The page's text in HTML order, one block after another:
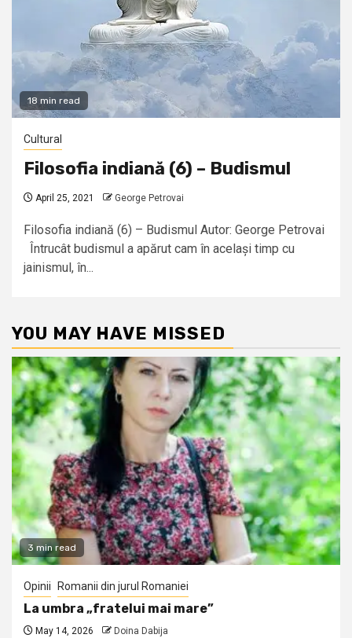
18 min read
Cultural
Filosofia indiană (6) – Budismul
April 25, 2021 George Petrovai
Filosofia indiană (6) – Budismul Autor: George Petrovai
Întrucât budismul a apărut cam în același timp cu
jainismul, în...
YOU MAY HAVE MISSED
3 min read
Opinii Romanii din jurul Romaniei
La umbra „fratelui mai mare”
May 14, 2026 Doina Dabija